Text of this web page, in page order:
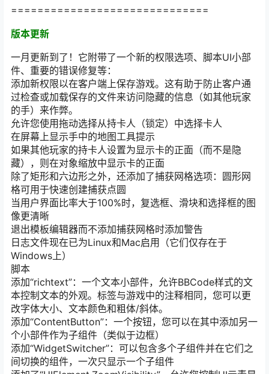
==============================
版本更新
一月更新到了！它附带了一个新的权限选项、脚本UI小部
件、重要的错误修复等：
添加新权限以在客户端上保存游戏。这有助于防止客户通
过检查或加载保存的文件来访问隐藏的信息（如其他玩家
的手）来作弊。
允许您使用拖动选择从持卡人（锁定）中选择卡人
在屏幕上显示手中的地图工具提示
如果其他玩家的持卡人设置为显示卡的正面（而不是隐
藏），则在对象缩放中显示卡的正面
除了矩形和六边形之外，还添加了捕获网格选项：圆形网
格可用于快速创建捕获点圆
当用户界面比率大于100%时，复选框、滑块和选择框的图
像更清晰
退出模板编辑器而不添加捕获网格时添加警告
日志文件现在已为Linux和Mac启用（它们仅存在于
Windows上）
脚本
添加“richtext”：一个文本小部件，允许BBCode样式的文
本控制文本的外观。标签与游戏中的注释相同，您可以更
改字体大小、文本颜色和粗体/斜体。
添加“ContentButton”：一个按钮，您可以在其中添加另一
个小部件作为子组件（类似于边框）
添加“WidgetSwitcher”：可以包含多个子组件并在它们之
间切换的组件，一次只显示一个子组件